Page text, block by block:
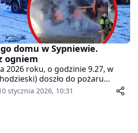
domu w Sypniewie.
ogniem
2026 roku, o godzinie 9.27, w
doszło do pożaru
Ogień bardzo
dlatego na miejsce
stycznia 2026, 10:31